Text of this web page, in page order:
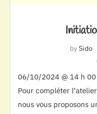
bySido
06/10/2024 @ 14 h
Pour compléter
nous vous proposons